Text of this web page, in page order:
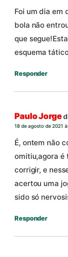
Foi um dia em
bola não
que
esquema
Responder
Paulo Jorge
18 de agosto de 2021
É, ontem não
omitiu,agora é
corrigir, e
acertou uma
sido só
Responder